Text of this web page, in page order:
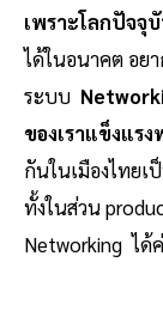
เพราะโลกปัจจุ
ได้ในอนาคต อย
ระบบ
ของเราแข็งแร
กันในเมืองไทย
ทั้งในส่วน
Networking ได้